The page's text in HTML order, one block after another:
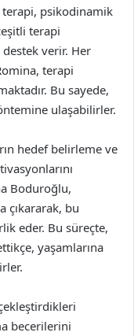
terapi, psikodinamik
terapi
verir. Her
terapi
Bu sayede,
ulaşabilirler.
hedef belirleme ve
Boduroğlu,
çıkararak, bu
eder. Bu süreçte,
yaşamlarına
becerilerini